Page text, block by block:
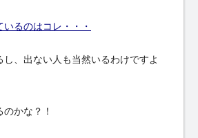
るのはコレ・・・
、出ない人も当然いるわけですよ
かな？！